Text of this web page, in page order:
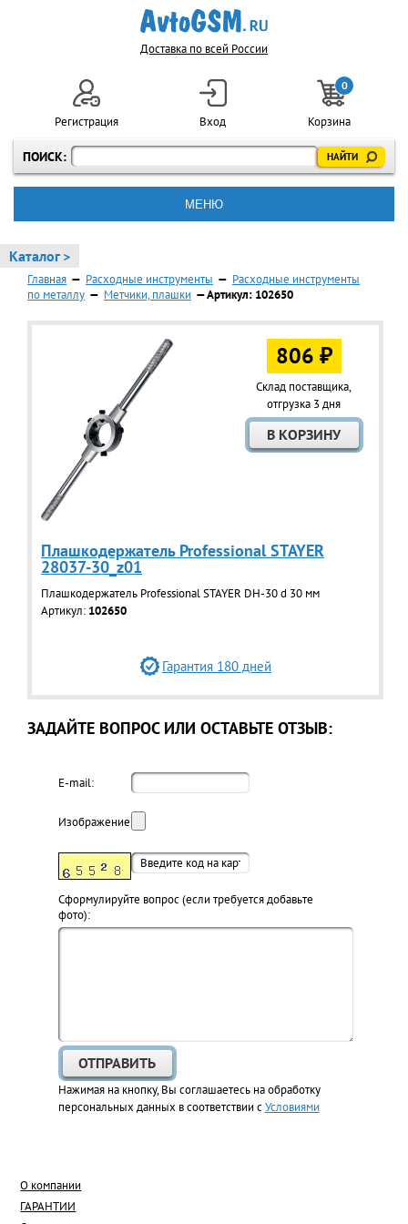
Доставка по всей России
ПОИСК:
Регистрация Вход
0
Корзина
МЕНЮ
Каталог >
Главная — Расходные инструменты — Расходные инструменты
по металлу — Метчики, плашки — Артикул: 102650
806 ₽
Склад поставщика,
отгрузка 3 дня
Плашкодержатель Professional STAYER
28037-30_z01
Плашкодержатель Professional STAYER DH-30 d 30 мм
Артикул: 102650
Гарантия 180 дней
ЗАДАЙТЕ ВОПРОС ИЛИ ОСТАВЬТЕ ОТЗЫВ:
E-mail:
Изображение:
Cформулируйте вопрос (если требуется добавьте
фото):
Нажимая на кнопку, Вы соглашаетесь на обработку
персональных данных в соответствии сУсловиями
О компании
ГАРАНТИИ